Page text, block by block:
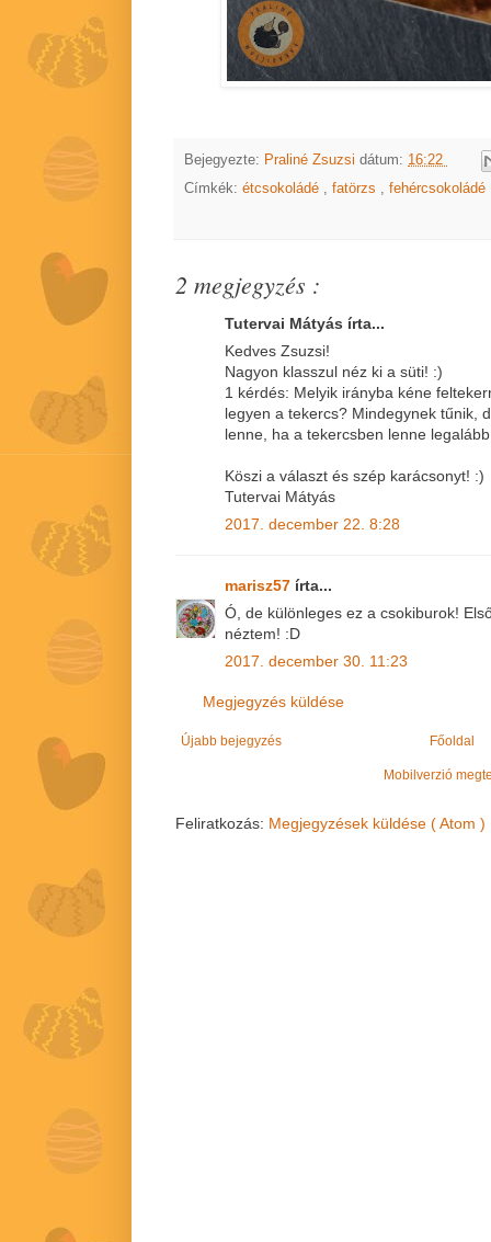
Bejegyezte: Praliné Zsuzsi dátum: 16:22
Címkék: étcsokoládé , fatörzs , fehércsokoládé
2 megjegyzés :
Tutervai Mátyás írta...
Kedves Zsuzsi!
Nagyon klasszul néz ki a süti! :)
1 kérdés: Melyik irányba kéne
legyen a tekercs? Mindegynek tűnik,
lenne, ha a tekercsben lenne
Köszi a választ és szép karácsonyt! :)
Tutervai Mátyás
2017. december 22. 8:28
marisz57 írta...
Ó, de különleges ez a csokiburok!
néztem! :D
2017. december 30. 11:23
Megjegyzés küldése
Újabb bejegyzés Főoldal
Mobilverzió
Feliratkozás: Megjegyzések küldése ( Atom )